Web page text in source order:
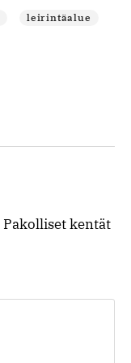
leirintäalue
Pakolliset kentät